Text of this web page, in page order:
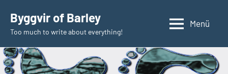
Inhalt
springen
Byggvir of Barley
Too much to write about everything!
Menü